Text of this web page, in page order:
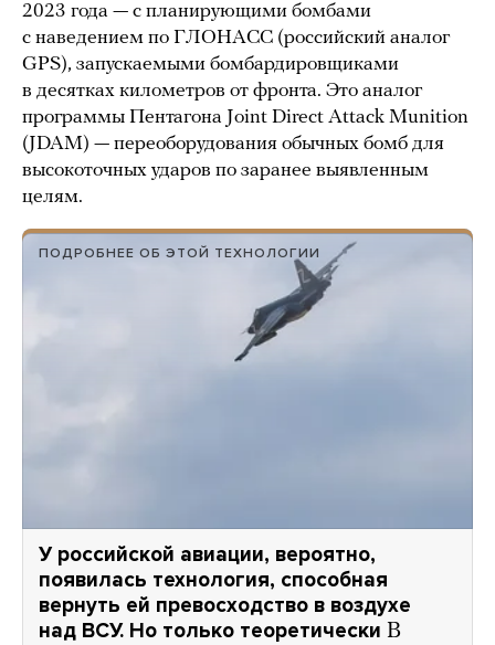
2023 года — с планирующими бомбами
с наведением по ГЛОНАСС (российский аналог
GPS), запускаемыми бомбардировщиками
в десятках километров от фронта. Это аналог
программы Пентагона Joint Direct Attack Munition
(JDAM) — переоборудования обычных бомб для
высокоточных ударов по заранее выявленным
целям.
ПОДРОБНЕЕ ОБ ЭТОЙ ТЕХНОЛОГИИ
У российской авиации, вероятно,
появилась технология, способная
вернуть ей превосходство в воздухе
над ВСУ. Но только теоретически В